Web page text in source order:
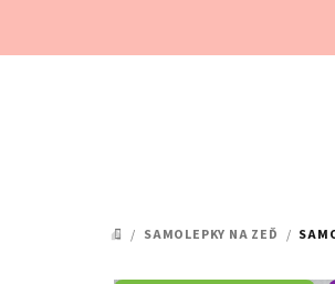
DOMŮ
/ SAMOLEPKY NA ZEĎ /